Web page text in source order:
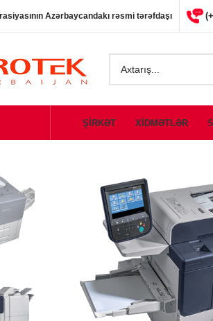
Azərbaycandakı rəsmi tərəfdaşı
ŞİRKƏT XİDMƏTLƏR